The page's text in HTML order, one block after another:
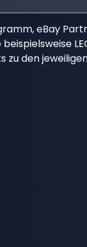
eBay
zu den